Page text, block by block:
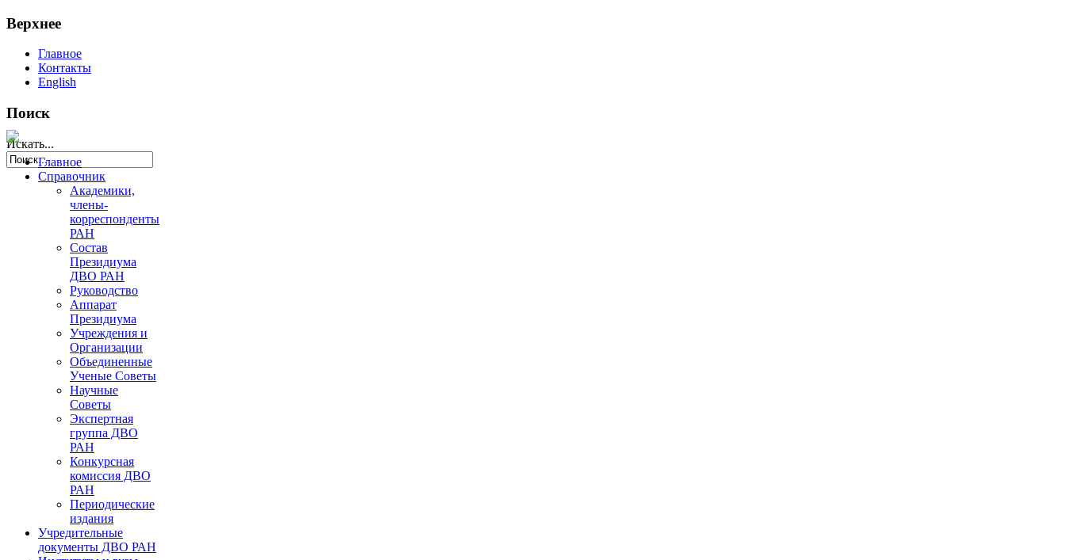
Верхнее
Главное
Контакты
English
Поиск
Искать...
Главное
Справочник
Академики,
члены-
корреспонденты
РАН
Состав
Президиума
ДВО РАН
Руководство
Аппарат
Президиума
Учреждения и
Организации
Объединенные
Ученые Советы
Научные
Советы
Экспертная
группа ДВО
РАН
Конкурсная
комиссия ДВО
РАН
Периодические
издания
Учредительные
документы ДВО РАН